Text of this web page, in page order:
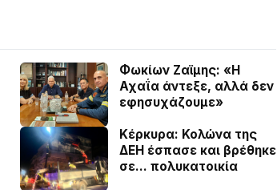
Φωκίων Ζαϊμης: «Η
Αχαΐα άντεξε, αλλά δεν
εφησυχάζουµε»
Κέρκυρα: Κολώνα της
ΔΕΗ έσπασε και βρέθηκε
σε… πολυκατοικία